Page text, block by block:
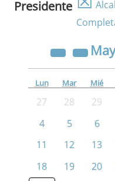
Presidente
Lun Mar Mié
27 28 29
4
5 6
11
12 13
18
19 20